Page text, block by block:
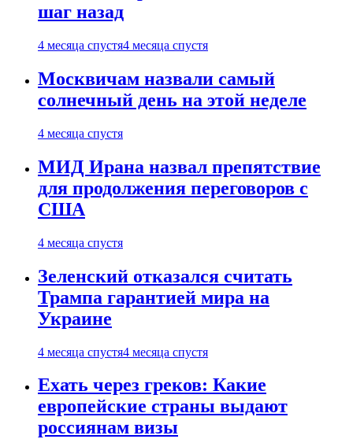
шаг назад
4 месяца спустя4 месяца спустя
Москвичам назвали самый
солнечный день на этой неделе
4 месяца спустя
МИД Ирана назвал препятствие
для продолжения переговоров с
США
4 месяца спустя
Зеленский отказался считать
Трампа гарантией мира на
Украине
4 месяца спустя4 месяца спустя
Ехать через греков: Какие
европейские страны выдают
россиянам визы